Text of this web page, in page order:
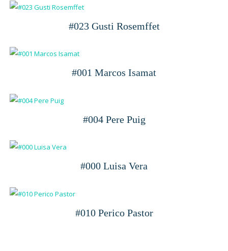
#023 Gusti Rosemffet
#001 Marcos Isamat
#004 Pere Puig
#000 Luisa Vera
#010 Perico Pastor